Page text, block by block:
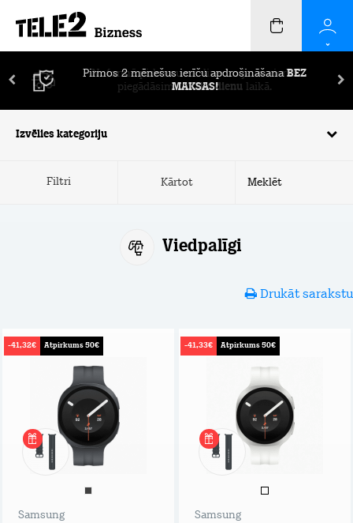
Pirmos 2 mēnešus ierīču apdrošināšanaBEZ
MAKSAS!
Izvēlies kategoriju
Filtri Kārtot
Viedpalīgi
Drukāt sarakstu
-41,32€ Atpirkums 50€
Samsung
-41,33€ Atpirkums 50€
Samsung